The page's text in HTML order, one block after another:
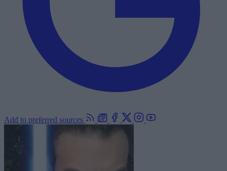
Add to preferred sources